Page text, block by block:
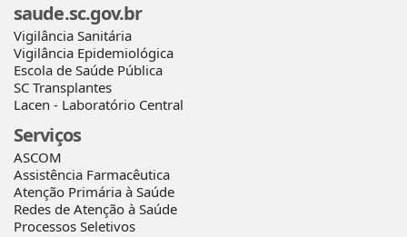
saude.sc.gov.br
Vigilância Sanitária
Vigilância Epidemiológica
Escola de Saúde Pública
SC Transplantes
Lacen - Laboratório Central
Serviços
ASCOM
Assistência Farmacêutica
Atenção Primária à Saúde
Redes de Atenção à Saúde
Processos Seletivos